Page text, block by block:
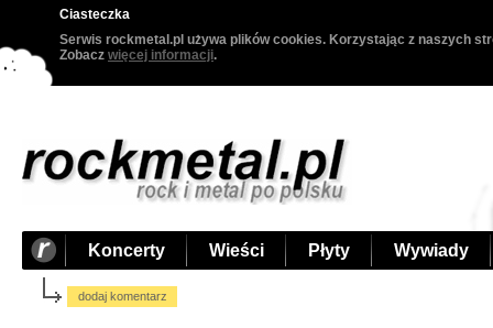
Ciasteczka
Serwis rockmetal.pl używa plików cookies. Korzystając z naszych
Zobacz więcej informacji.
Koncerty Wieści Płyty Wywiady
dodaj komentarz